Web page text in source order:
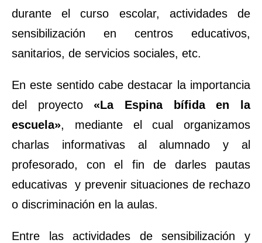
durante el curso escolar, actividades de
sensibilización en centros educativos,
sanitarios, de servicios sociales, etc.
En este sentido cabe destacar la importancia
del proyecto «La Espina bífida en la
escuela», mediante el cual organizamos
charlas informativas al alumnado y al
profesorado, con el fin de darles pautas
educativas y prevenir situaciones de rechazo
o discriminación en la aulas.
Entre las actividades de sensibilización y